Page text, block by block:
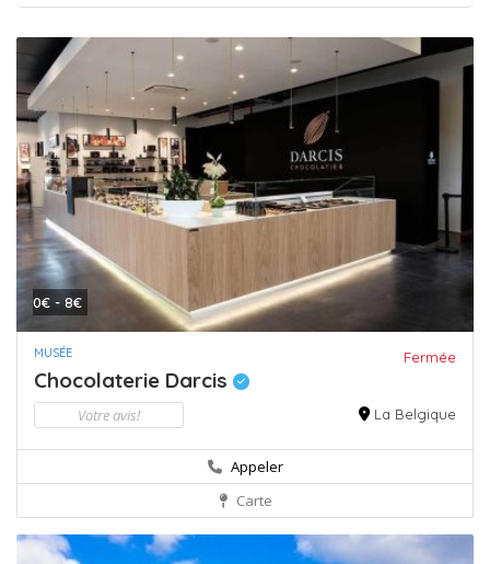
0€ - 8€
MUSÉE Fermée
Chocolaterie Darcis
Votre avis! La Belgique
Appeler
Carte